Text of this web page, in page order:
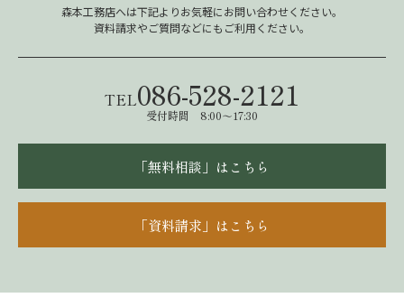
森本工務店へは下記よりお気軽にお問い合わせください。
資料請求やご質問などにもご利用ください。
TEL086-528-2121
受付時間 8:00～17:30
「無料相談」はこちら
「資料請求」はこちら